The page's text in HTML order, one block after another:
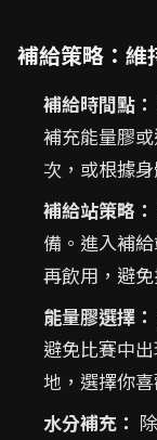
補給策略：維
補給時間點：
補充能量膠
次，或根據
補給站策略：
備。進入補
再飲用，避免
能量膠選擇：
避免比賽中
地，選擇你
水分補充：